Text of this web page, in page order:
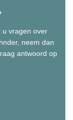
u vragen over
neem dan
antwoord op